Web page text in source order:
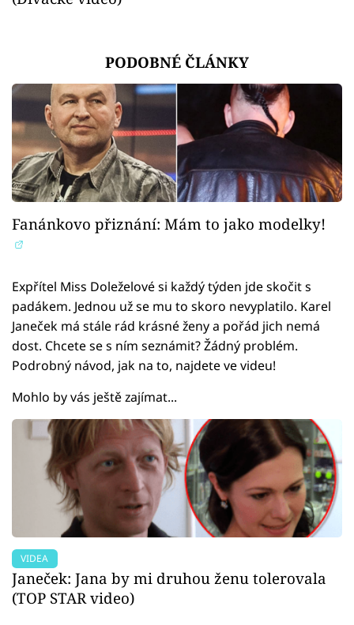
PODOBNÉ ČLÁNKY
Fanánkovo přiznání: Mám to jako modelky!
Expřítel Miss Doleželové si každý týden jde skočit s
padákem. Jednou už se mu to skoro nevyplatilo. Karel
Janeček má stále rád krásné ženy a pořád jich nemá
dost. Chcete se s ním seznámit? Žádný problém.
Podrobný návod, jak na to, najdete ve videu!
Mohlo by vás ještě zajímat...
VIDEA
Janeček: Jana by mi druhou ženu tolerovala
(TOP STAR video)